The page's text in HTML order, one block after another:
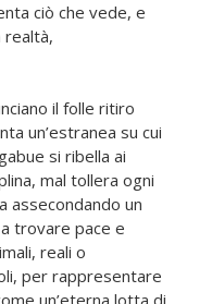
ciò che vede, e
realtà,
il folle ritiro
un’estranea su cui
si ribella ai
mal tollera ogni
assecondando un
trovare pace e
reali o
per rappresentare
un’eterna lotta di